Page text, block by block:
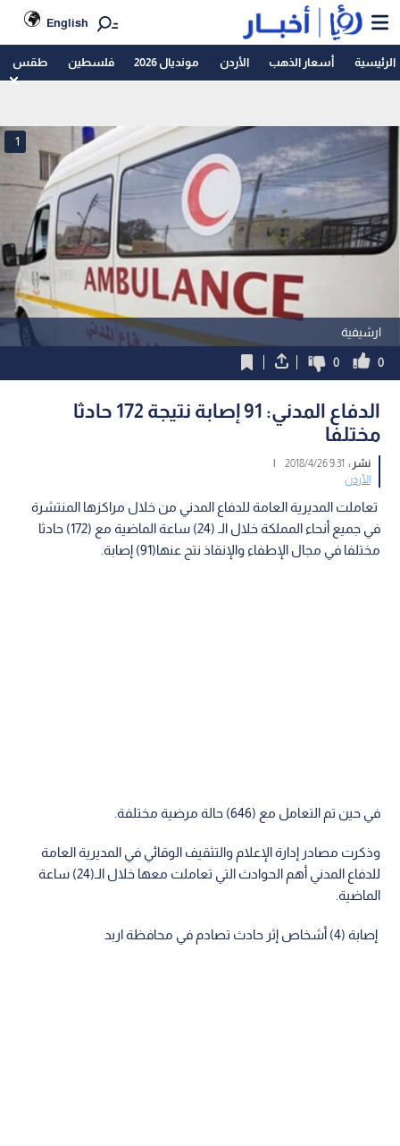
English
الرئيسية أسعار الذهب الأردن مونديال 2026 فلسطين طقس
ارشيفية
1
0
0
الدفاع المدني: 91 إصابة نتيجة 172 حادثا
مختلفا
نشر : 9:31 2018/4/26
|
الأردن
تعاملت المديرية العامة للدفاع المدني من خلال مراكزها المنتشرة
في جميع أنحاء المملكة خلال الـ (24) ساعة الماضية مع (172) حادثا
مختلفا في مجال الإطفاء والإنقاذ نتج عنها(91) إصابة.
في حين تم التعامل مع (646) حالة مرضية مختلفة.
وذكرت مصادر إدارة الإعلام والتثقيف الوقائي في المديرية العامة
للدفاع المدني أهم الحوادث التي تعاملت معها خلال الـ(24) ساعة
الماضية.
إصابة (4) أشخاص إثر حادث تصادم في محافظة اربد